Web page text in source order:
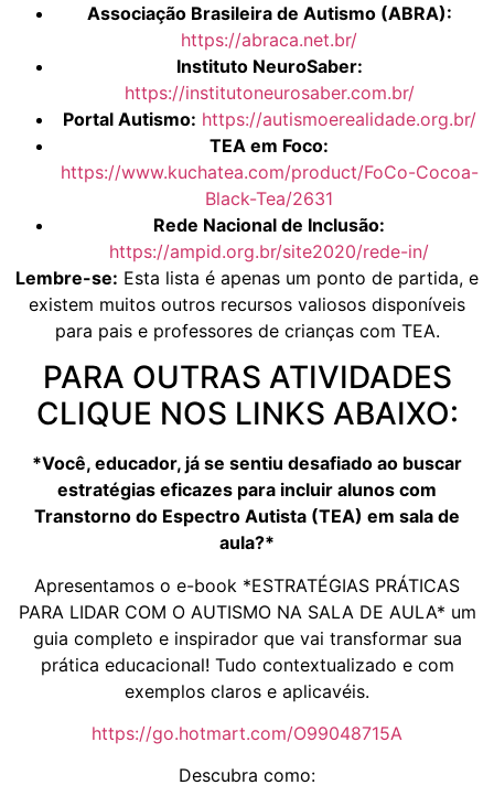
Associação Brasileira de Autismo (ABRA):
https://abraca.net.br/
Instituto NeuroSaber:
https://institutoneurosaber.com.br/
Portal Autismo: https://autismoerealidade.org.br/
TEA em Foco:
https://www.kuchatea.com/product/FoCo-Cocoa-
Black-Tea/2631
Rede Nacional de Inclusão:
https://ampid.org.br/site2020/rede-in/
Lembre-se: Esta lista é apenas um ponto de partida, e
existem muitos outros recursos valiosos disponíveis
para pais e professores de crianças com TEA.
PARA OUTRAS ATIVIDADES
CLIQUE NOS LINKS ABAIXO:
*Você, educador, já se sentiu desafiado ao buscar
estratégias eficazes para incluir alunos com
Transtorno do Espectro Autista (TEA) em sala de
aula?*
Apresentamos o e-book *ESTRATÉGIAS PRÁTICAS
PARA LIDAR COM O AUTISMO NA SALA DE AULA* um
guia completo e inspirador que vai transformar sua
prática educacional! Tudo contextualizado e com
exemplos claros e aplicavéis.
https://go.hotmart.com/O99048715A
Descubra como: